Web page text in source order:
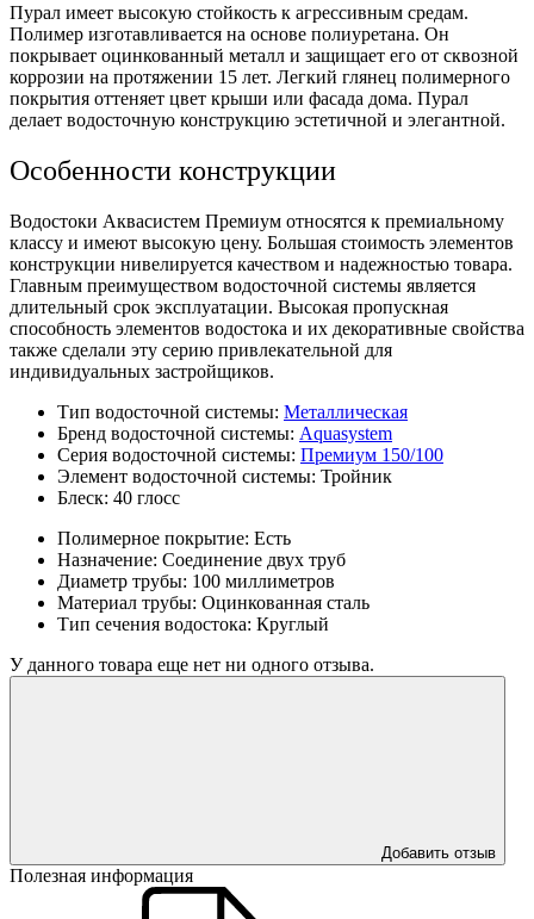
Пурал имеет высокую стойкость к агрессивным средам.
Полимер изготавливается на основе полиуретана. Он
покрывает оцинкованный металл и защищает его от сквозной
коррозии на протяжении 15 лет. Легкий глянец полимерного
покрытия оттеняет цвет крыши или фасада дома. Пурал
делает водосточную конструкцию эстетичной и элегантной.
Особенности конструкции
Водостоки Аквасистем Премиум относятся к премиальному
классу и имеют высокую цену. Большая стоимость элементов
конструкции нивелируется качеством и надежностью товара.
Главным преимуществом водосточной системы является
длительный срок эксплуатации. Высокая пропускная
способность элементов водостока и их декоративные свойства
также сделали эту серию привлекательной для
индивидуальных застройщиков.
Тип водосточной системы: Металлическая
Бренд водосточной системы: Aquasystem
Серия водосточной системы: Премиум 150/100
Элемент водосточной системы: Тройник
Блеск: 40 глосс
Полимерное покрытие: Есть
Назначение: Соединение двух труб
Диаметр трубы: 100 миллиметров
Материал трубы: Оцинкованная сталь
Тип сечения водостока: Круглый
У данного товара еще нет ни одного отзыва.
Добавить отзыв
Полезная информация